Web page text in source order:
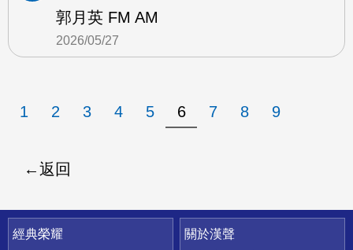
郭月英 FM AM
2026/05/27
1 2 3 4 5 6 7 8 9
返回
快速連結
經典榮耀
關於漢聲